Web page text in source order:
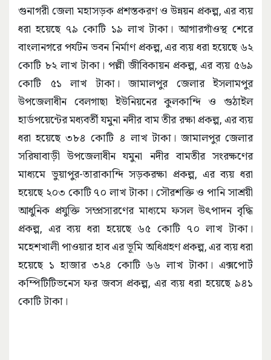
গুনাগরী জেলা মহাসড়ক প্রশস্তকরণ ও উন্নয়ন প্রকল্প, এর ব্যয়
ধরা হয়েছে ৭৯ কোটি ১৯ লাখ টাকা। আগারগাঁওস্থ শেরে
বাংলানগরে পর্যটন ভবন নির্মাণ প্রকল্প, এর ব্যয় ধরা হয়েছে ৬২
কোটি ৮২ লাখ টাকা। পল্লী জীবিকায়ন প্রকল্প, এর ব্যয় ৫৬৯
কোটি ৫১ লাখ টাকা। জামালপুর জেলার ইসলামপুর
উপজেলাধীন বেলগাছা ইউনিয়নের কুলকান্দি ও গুঠাইল
হার্ডপয়েন্টের মধ্যবর্তী যমুনা নদীর বাম তীর রক্ষা প্রকল্প, এর ব্যয়
ধরা হয়েছে ৩৮৪ কোটি ৪ লাখ টাকা। জামালপুর জেলার
সরিষাবাড়ী উপজেলাধীন যমুনা নদীর বামতীর সংরক্ষণের
মাধ্যমে ভুয়াপুর-তারাকান্দি সড়করক্ষা প্রকল্প, এর ব্যয় ধরা
হয়েছে ২০৩ কোটি ৭০ লাখ টাকা। সৌরশক্তি ও পানি সাশ্রয়ী
আধুনিক প্রযুক্তি সম্প্রসারণের মাধ্যমে ফসল উৎপাদন বৃদ্ধি
প্রকল্প, এর ব্যয় ধরা হয়েছে ৬৫ কোটি ৭০ লাখ টাকা।
মহেশখালী পাওয়ার হাব এর ভূমি অধিগ্রহণ প্রকল্প, এর ব্যয় ধরা
হয়েছে ১ হাজার ৩২৪ কোটি ৬৬ লাখ টাকা। এক্সপোর্ট
কম্পিটিটিভনেস ফর জবস প্রকল্প, এর ব্যয় ধরা হয়েছে ৯৪১
কোটি টাকা।